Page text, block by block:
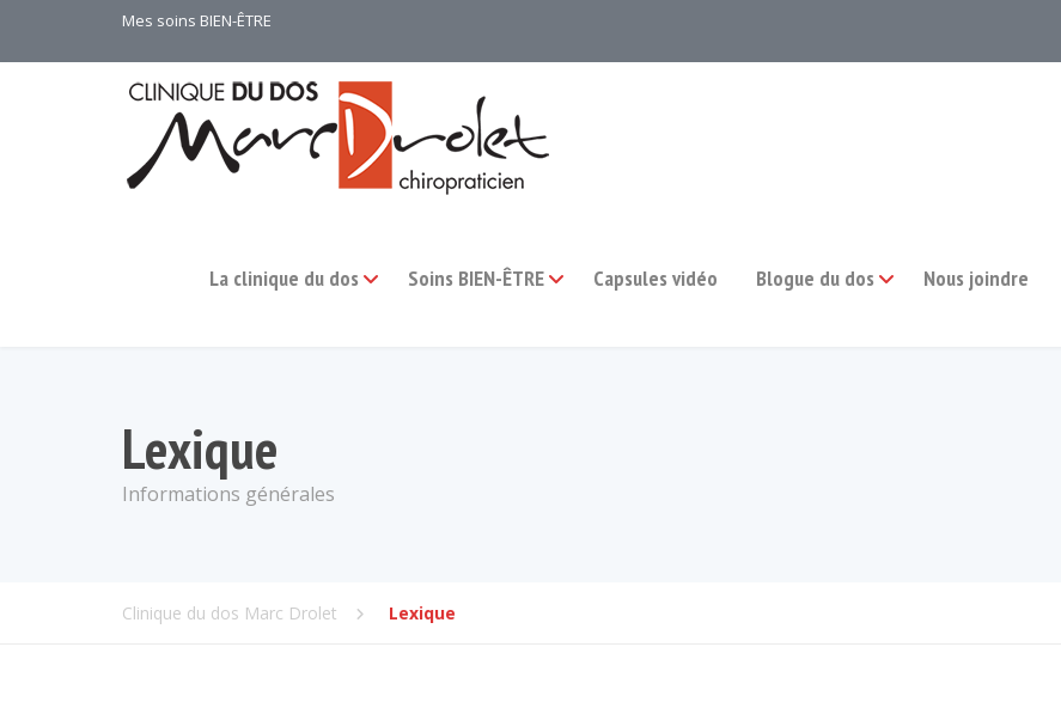
Mes soins BIEN-ÊTRE
La clinique du dos Soins BIEN-ÊTRE Capsules vidéo Blogue du dos Nous joindre
Lexique
Informations générales
Clinique du dos Marc Drolet Lexique